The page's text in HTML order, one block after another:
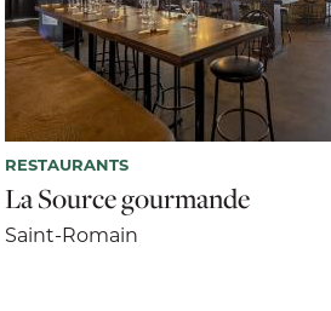
RESTAURANTS
La Source gourmande
Saint-Romain